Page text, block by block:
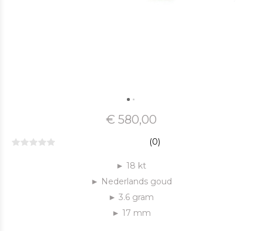
€ 580,00
(0)
► 18 kt
► Nederlands goud
► 3.6 gram
► 17 mm